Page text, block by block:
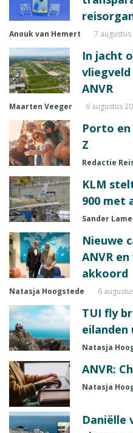
Anouk van Hemert 7
In jacht
ANVR
Maarten Veeger 6 augustus
Porto
Z
Redactie
KLM
900 met
Sander
Nieuwe
ANVR
akkoord
Natasja Hoogstede 6
TUI fly
eilanden
Natasja
ANVR:
Natasja
Daniëlle